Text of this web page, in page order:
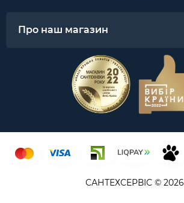
Про наш магазин
САНТЕХСЕРВІС © 2026